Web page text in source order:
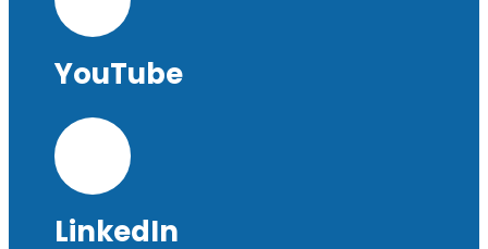
YouTube
LinkedIn